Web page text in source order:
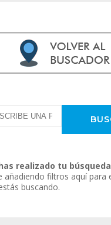
realizado tu
añadiendo filtros aquí para
buscando.